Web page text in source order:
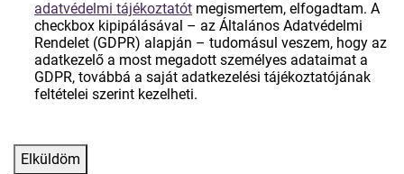
adatvédelmi tájékoztatót megismertem, elfogadtam. A
checkbox kipipálásával – az Általános Adatvédelmi
Rendelet (GDPR) alapján – tudomásul veszem, hogy az
adatkezelő a most megadott személyes adataimat a
GDPR, továbbá a saját adatkezelési tájékoztatójának
feltételei szerint kezelheti.
Elküldöm